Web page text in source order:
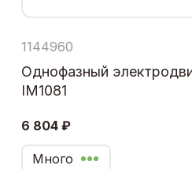
1144960
Однофазный
IM1081
6 804 ₽
Много